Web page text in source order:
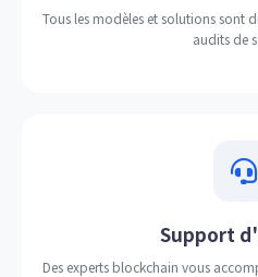
Tous les modèles et solutions sont
audits de
Support
Des experts blockchain vous